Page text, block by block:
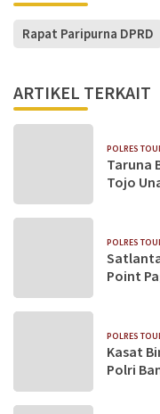
Rapat Paripurna DPRD
ARTIKEL TERKAIT
POLRES
Taruna
Tojo
POLRES
Point
POLRES
Kasat
Polri